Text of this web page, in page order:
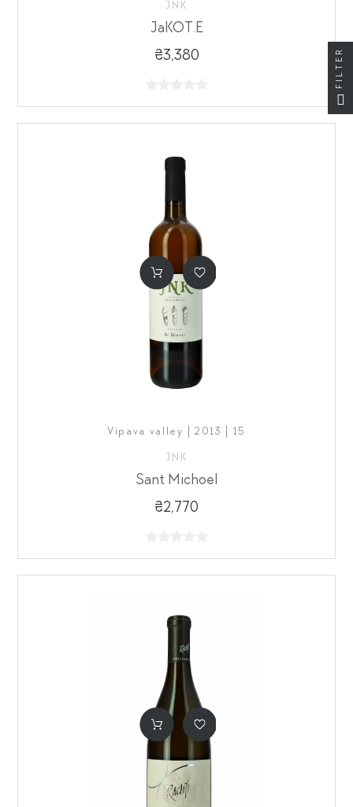
JNK
JaKOT.E
₴3,380
Vipava valley | 2013 | 15
JNK
Sant Michoel
₴2,770
FILTER